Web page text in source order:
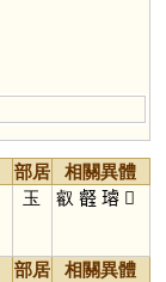
部居
相關異體
玉 叡 𤫀 𤩅 𤩡
部居
相關異體